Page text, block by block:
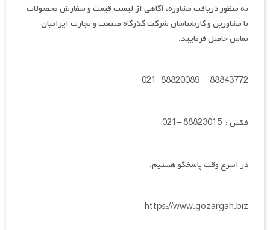
به منظور دریافت مشاوره، آگاهی از لیست قیمت و سفارش محصولات
با مشاورین و کارشناسان شرکت گذرگاه صنعت و تجارت ایرانیان
تماس حاصل فرمایید.
88843772 – 88820089–021
فکس : 88823015 –021
در اسرع وقت پاسخگو هستیم.
https://www.gozargah.biz